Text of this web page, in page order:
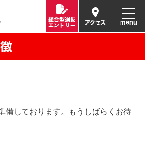
総合型選抜
エントリー
アクセス menu
備しております。もうしばらくお待